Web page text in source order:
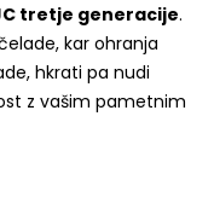
tretje generacije.
kar ohranja
hkrati pa nudi
z vašim pametnim